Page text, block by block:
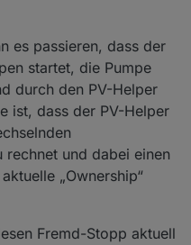
es passieren, dass der
startet, die Pumpe
durch den PV-Helper
ist, dass der PV-Helper
rechnet und dabei einen
„Ownership“
Fremd-Stopp aktuell